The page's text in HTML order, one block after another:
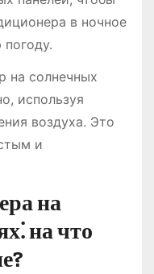
в ночное
на солнечных
используя
воздуха. Это
и
на
на что